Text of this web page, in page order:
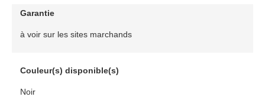
Garantie
à voir sur les sites marchands
Couleur(s) disponible(s)
Noir